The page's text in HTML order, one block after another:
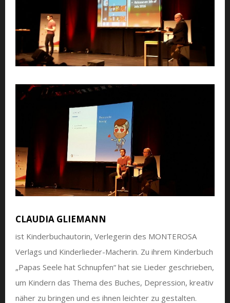
CLAUDIA GLIEMANN
ist Kinderbuchautorin, Verlegerin des MONTEROSA
Verlags und Kinderlieder-Macherin. Zu ihrem Kinderbuch
„Papas Seele hat Schnupfen“ hat sie Lieder geschrieben,
um Kindern das Thema des Buches, Depression, kreativ
näher zu bringen und es ihnen leichter zu gestalten.